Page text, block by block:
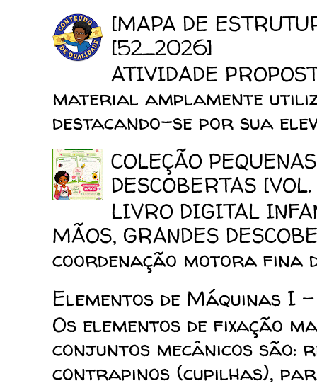
[MAPA DE
[52_2026]
ATIVIDADE
material amplamente
destacando-se por sua
COLEÇÃO
DESCOBERTAS [VOL.
LIVRO DIGITAL
MÃOS, GRANDES
coordenação motora fina
Elementos de Máquinas I
Os elementos de fixação
conjuntos mecânicos são:
contrapinos (cupilhas),